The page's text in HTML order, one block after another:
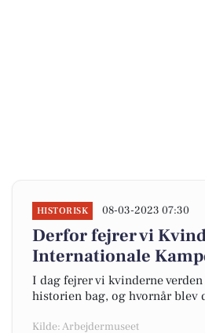
HISTORISK 08-03-2023 07:30
Derfor fejrer vi
Internationale
I dag fejrer vi kvinderne
historien bag, og hvornår blev
Kilde: Arbejdermuseet